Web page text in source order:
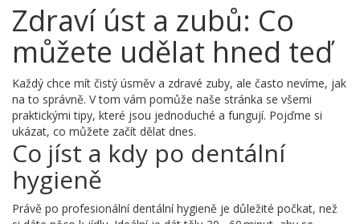
Zdraví úst a zubů: Co
můžete udělat hned teď
Každý chce mít čistý úsměv a zdravé zuby, ale často nevíme, jak
na to správně. V tom vám pomůže naše stránka se všemi
praktickými tipy, které jsou jednoduché a fungují. Pojďme si
ukázat, co můžete začít dělat dnes.
Co jíst a kdy po dentální
hygieně
Právě po profesionální dentální hygieně je důležité počkat, než